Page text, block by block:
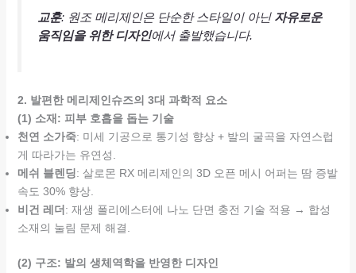
교훈: 원조 메리제인은 단순한 스타일이 아닌 자유로운
움직임을 위한 디자인에서 출발했습니다.
2. 발편한 메리제인슈즈의 3대 과학적 요소
(1) 소재: 피부 호흡을 돕는 기술
천연 소가죽: 미세 기공으로 통기성 향상 + 발의 굴곡을 자연스럽
게 따라가는 유연성.
메쉬 블렌딩: 살로몬 RX 메리제인의 3D 오픈 메시 어퍼는 땀 증발
속도 30% 향상.
비건 레더: 재생 폴리에스터에 나노 단면 충전 기술 적용 → 합성
소재의 눌림 문제 해결.
(2) 구조: 발의 생체역학을 반영한 디자인